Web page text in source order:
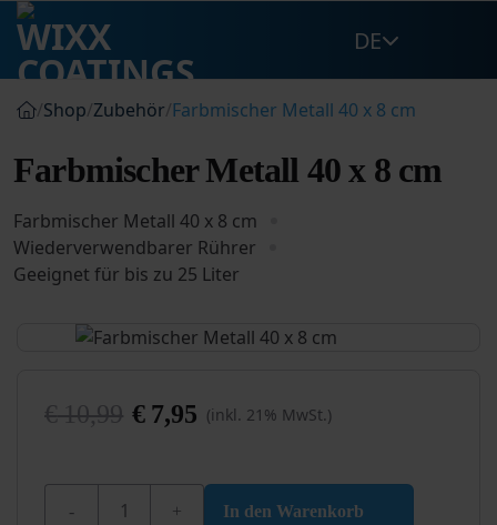
Zum
Inhalt
springen
DE
/Shop/Zubehör/Farbmischer Metall 40 x 8 cm
Farbmischer Metall 40 x 8 cm
Farbmischer Metall 40 x 8 cm
Wiederverwendbarer Rührer
Geeignet für bis zu 25 Liter
€10,99
Ursprünglicher
war:
€ 10,99
€7,95
Aktueller
ist:
€ 7,95.
(inkl. 21% MwSt.)
Farbmischer Metall 40 x 8 cm Menge
In den Warenkorb